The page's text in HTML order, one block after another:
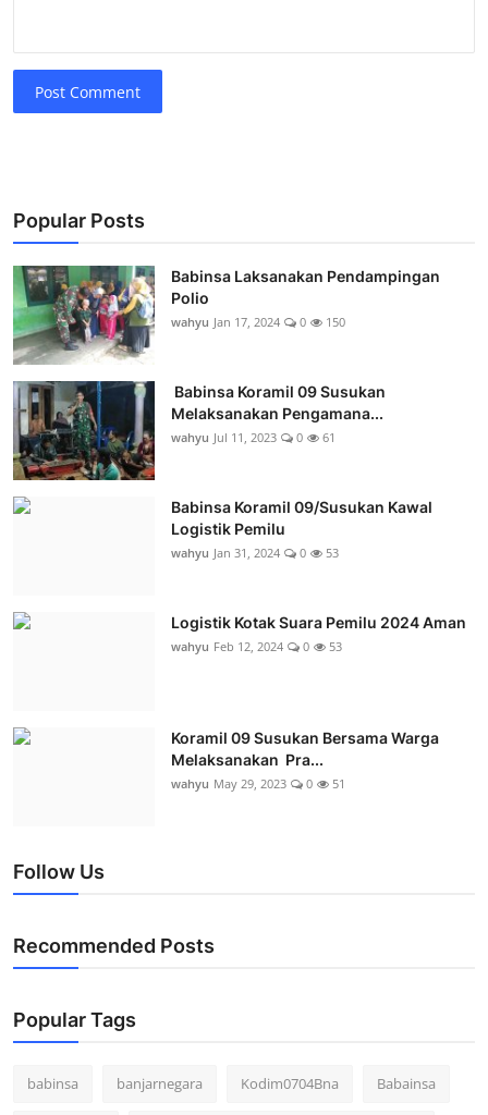
Post Comment
Popular Posts
Babinsa Laksanakan Pendampingan
Polio
wahyu Jan 17, 2024 0 150
Babinsa Koramil 09 Susukan
Melaksanakan Pengamana...
wahyu Jul 11, 2023 0 61
Babinsa Koramil 09/Susukan Kawal
Logistik Pemilu
wahyu Jan 31, 2024 0 53
Logistik Kotak Suara Pemilu 2024 Aman
wahyu Feb 12, 2024 0 53
Koramil 09 Susukan Bersama Warga
Melaksanakan Pra...
wahyu May 29, 2023 0 51
Follow Us
Recommended Posts
Popular Tags
babinsa banjarnegara Kodim0704Bna Babainsa